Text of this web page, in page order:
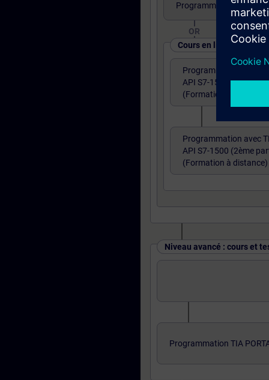
Programmation partie 1
OR
Cours en ligne
Programmation avec
API S7-1500 (1ère
(Formation à distance)
Programmation avec
API S7-1500 (2ème
(Formation à distance)
Niveau avancé : cours et
Programmation TIA